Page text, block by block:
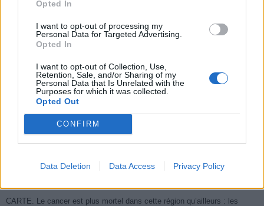
Opted In
I want to opt-out of processing my
Personal Data for Targeted Advertising.
Opted In
I want to opt-out of Collection, Use,
Retention, Sale, and/or Sharing of my
Personal Data that Is Unrelated with the
Purposes for which it was collected.
Opted Out
CONFIRM
Data Deletion Data Access Privacy Policy
Médicament retiré en urgence pour risques graves et données falsifiées
symptôme à repérer
Je suis cardiologue et voici le seul chocolat que je valide : c’est le
Cancer du foie : Symptômes silencieux mais vitaux à connaître
CARTE. Le cancer est plus mortel dans cette région qu’ailleurs : les